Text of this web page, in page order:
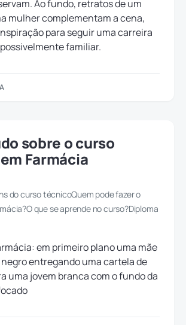
sobre o curso
Farmácia
do curso técnicoQuem pode fazer o
que se aprende no curso?Diploma